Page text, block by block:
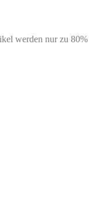
werden nur zu 80%